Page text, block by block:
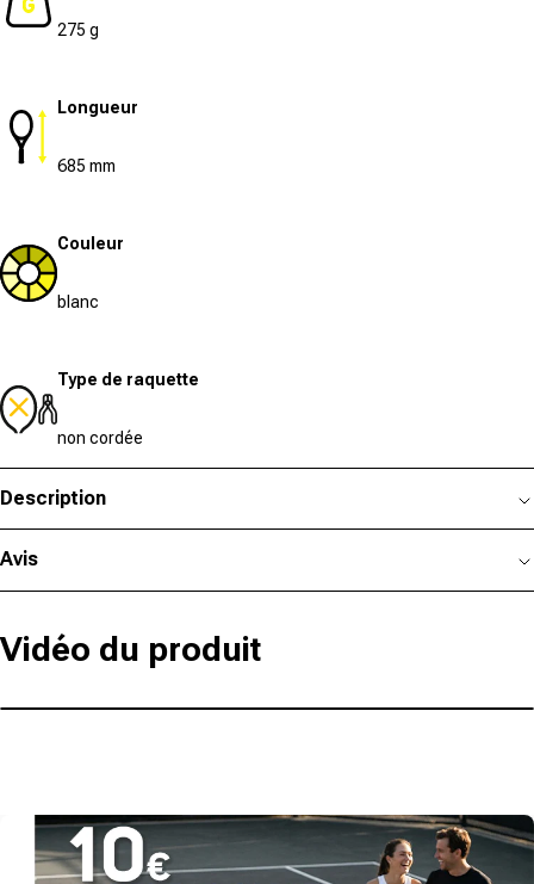
275 g
Longueur
685 mm
Couleur
blanc
Type de raquette
non cordée
Description
Avis
Vidéo du produit